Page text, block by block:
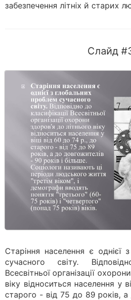
забезпечення літніх й старих
Слайд
Старіння населення є однієї
сучасного світу.
Всесвітньої організації
віку відноситься населення у
старого - від 75 до 89 років,